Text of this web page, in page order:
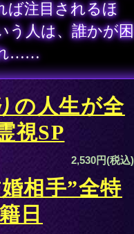
ば注目されるほ
う人は、誰かが困
れ……
の人生が全
視SP
2,530円(税込)
相手”全特
日